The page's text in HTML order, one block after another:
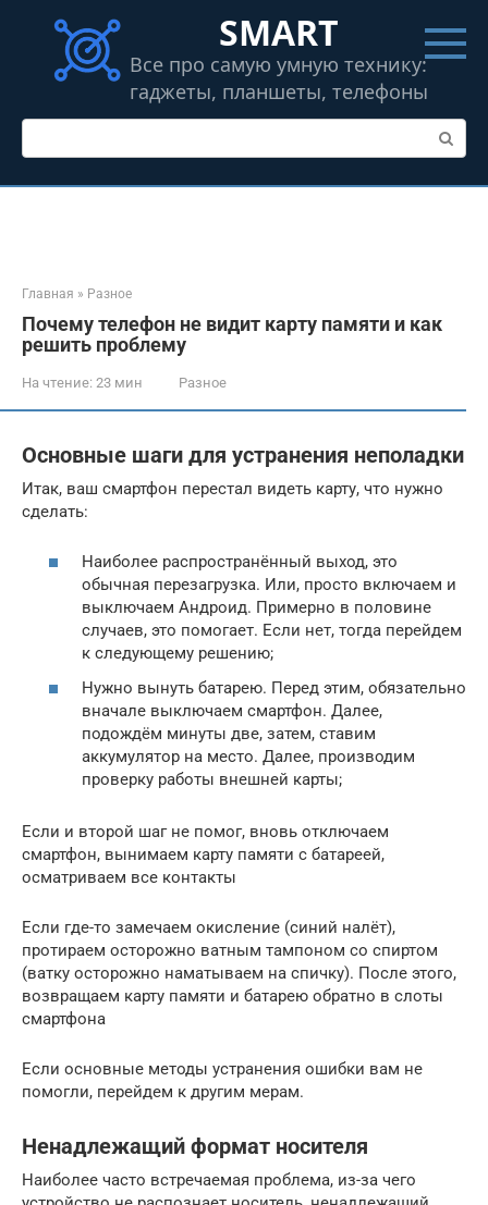
контенту
SMART
Все про самую умную технику:
гаджеты, планшеты, телефоны
Поиск:
Главная » Разное
Почему телефон не видит карту памяти и как
решить проблему
На чтение: 23 мин Разное
Основные шаги для устранения неполадки
Итак, ваш смартфон перестал видеть карту, что нужно
сделать:
Наиболее распространённый выход, это
обычная перезагрузка. Или, просто включаем и
выключаем Андроид. Примерно в половине
случаев, это помогает. Если нет, тогда перейдем
к следующему решению;
Нужно вынуть батарею. Перед этим, обязательно
вначале выключаем смартфон. Далее,
подождём минуты две, затем, ставим
аккумулятор на место. Далее, производим
проверку работы внешней карты;
Если и второй шаг не помог, вновь отключаем
смартфон, вынимаем карту памяти с батареей,
осматриваем все контакты
Если где-то замечаем окисление (синий налёт),
протираем осторожно ватным тампоном со спиртом
(ватку осторожно наматываем на спичку). После этого,
возвращаем карту памяти и батарею обратно в слоты
смартфона
Если основные методы устранения ошибки вам не
помогли, перейдем к другим мерам.
Ненадлежащий формат носителя
Наиболее часто встречаемая проблема, из-за чего